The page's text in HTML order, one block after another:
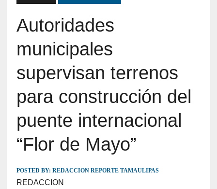
Autoridades
municipales
supervisan terrenos
para construcción del
puente internacional
“Flor de Mayo”
POSTED BY: REDACCION REPORTE TAMAULIPAS
REDACCION